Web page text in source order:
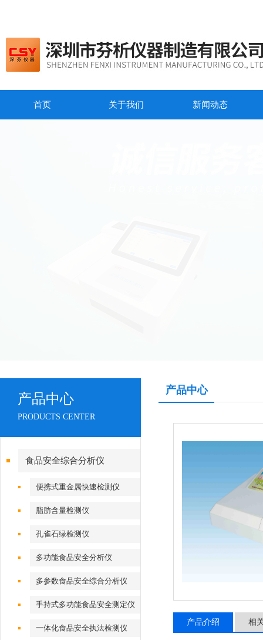
首页 关于我们 新闻动态
产品中心
PRODUCTS CENTER
食品安全综合分析仪
便携式重金属快速检测仪
脂肪含量检测仪
孔雀石绿检测仪
多功能食品安全分析仪
多参数食品安全综合分析仪
手持式多功能食品安全测定仪
一体化食品安全执法检测仪
产品中心
产品介绍 相